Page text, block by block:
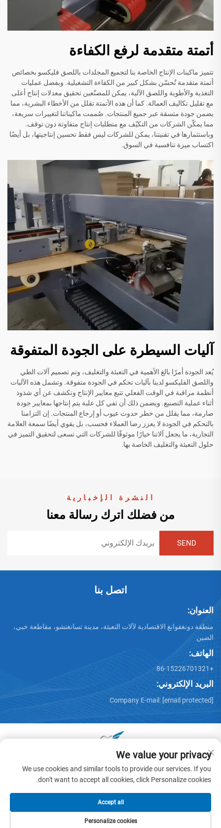
أتمتة متقدمة لرفع الكفاءة
تتميز ماكينات الإنتاج الخاصة بنا لتجميع المجلدات باللصق فليكسو بخصائص
أتمتة متقدمة تُحسّن بشكل كبير من الكفاءة التشغيلية. وبفضل عمليات
التغذية والأطوية واللصق الآلية، يمكن للمصنّعين تحقيق معدلات إنتاج أعلى
مع تقليل تكاليف العمالة. كما أن هذه الأتمتة تقلل من الأخطاء البشرية، مما
يضمن جودة متسقة عبر جميع المنتجات. صُممت ماكيناتنا لتغييرات سريعة،
مما يمكّن الشركات من التكيّف مع متطلبات إنتاج متفاوتة دون توقف.
وباستثمارها في تقنيتنا، يمكن للشركات ليس فقط تحسين إنتاجيتها، بل أيضًا
اكتساب ميزة تنافسية في السوق.
آليات السيطرة على الجودة المتفوقة
يُعد الجودة أمرًا بالغ الأهمية في التعبئة والتغليف، وتم تصميم آلات الطي
واللصق الفليكسو لدينا بآليات تحكم في الجودة متفوقة. وتشمل هذه الآليات
أنظمة مراقبة في الوقت الفعلي تتبع معايير الإنتاج وتكشف عن أي شذوذ
أثناء عملية التصنيع. ويضمن ذلك أن تفي كل علبة يتم إنتاجها بمعايير جودة
صارمة، مما يقلل من خطر حدوث عيوب أو إرجاع المنتجات. إن التزامنا
بالتحكم في الجودة لا يعزز رضا العملاء فحسب، بل يقوي أيضًا سمعة العلامة
التجارية، ما يجعل آلاتنا خيارًا موثوقًا للشركات التي تسعى لتحقيق التميز في
حلول التعبئة والتغليف الخاصة بها.
النشرة الإخبارية
من فضلك اترك رسالة معنا
اتصل بنا
العنوان:
منطقة دونغقوانغ الاقتصادية لآلات التعبئة، مدينة تسانغتشو، مقاطعة خبي،
الصين
الهاتف:
+86-15226701321
البريد الإلكتروني:
Company E-mail: [email protected]
جميع الحقوق محفوظة © 2025 بواسطة دونغقوانغ هوايو عربة آلات
المحدودة -سياسة الخصوصية
We value your privacy
We use cookies and similar tools to provide our services. If you
don't want to accept all cookies, click Personalize cookies.
Personalize cookies
Accept all